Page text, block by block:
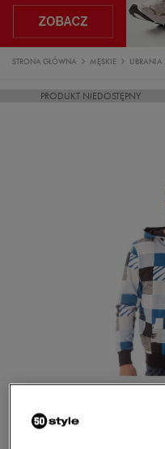
STRONA GŁÓWNA MĘSKIE UBRANIA
PRODUKT NIEDOSTĘPNY